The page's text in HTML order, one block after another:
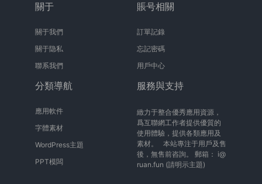
關于
關于我們
關于隐私
聯系我們
賬号相關
訂單記錄
忘記密碼
用戶中心
分類導航
應用軟件
字體素材
WordPress主題
PPT模闆
服務與支持
緻力于整合優秀應用資源，
爲互聯網工作者提供優質的
使用體驗，提供各類應用及
素材。 本站專注于用戶及售
後，無售前咨詢。 郵箱： i@
ruan.fun (請明示主題)